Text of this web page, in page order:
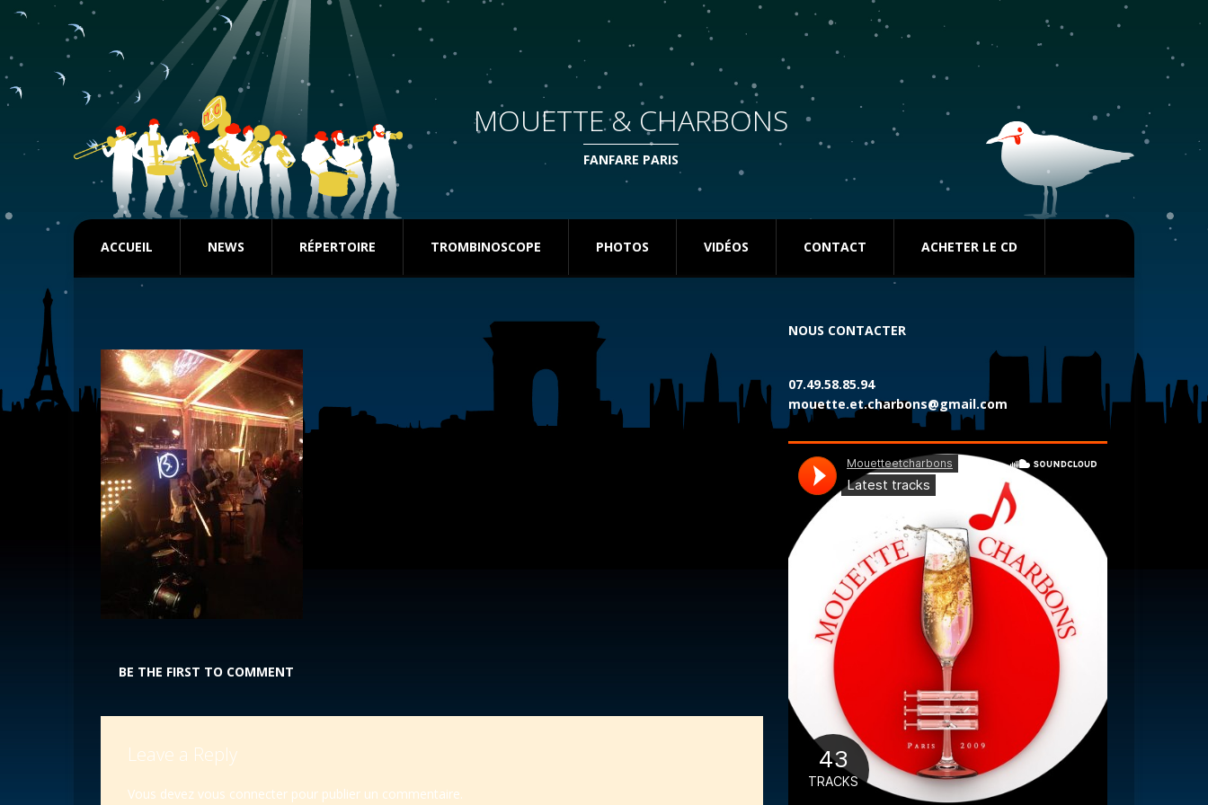
MOUETTE & CHARBONS
FANFARE PARIS
ACCUEIL NEWS RÉPERTOIRE TROMBINOSCOPE PHOTOS VIDÉOS CONTACT ACHETER LE CD
BE THE FIRST TO COMMENT
Leave a Reply
Vous devez vous connecter pour publier un commentaire.
NOUS CONTACTER
07.49.58.85.94
mouette.et.charbons@gmail.com